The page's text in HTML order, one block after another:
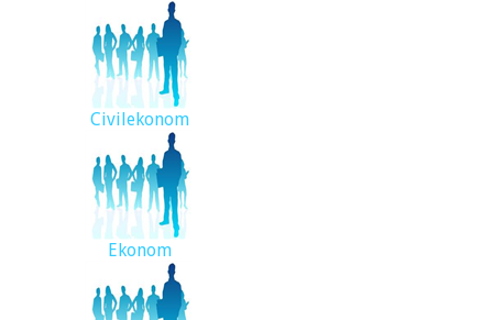
Civilekonom
Ekonom